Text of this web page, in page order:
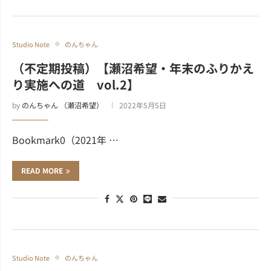
Studio Note のんちゃん
（不定期投稿）【瀬沼希望・年末のふりかえ
り実施への道 vol.2】
by のんちゃん （瀬沼希望） 2022年5月5日
Bookmark0（2021年 …
READ MORE
Studio Note のんちゃん